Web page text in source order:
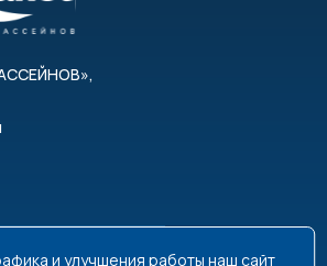
,
и улучшения работы наш сайт